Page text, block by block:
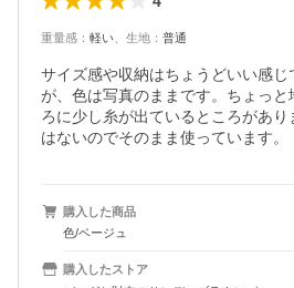
重量感 ： 軽い 生地 ： 普通
サイズ感や収納はちょうどいい感
が、色は写真のままです。ちょっと
ろに少し糸が出ているところがあ
はないのでそのまま使っています。
購入した商品
色/ベージュ
購入したストア